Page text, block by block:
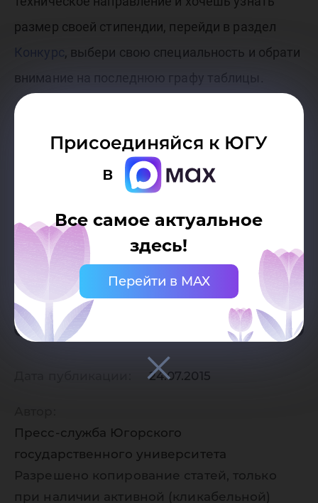
Присоединяйся к ЮГУ
в
Все самое актуальное
здесь!
Перейти в MAX
размер своей стипендии, перейди в раздел
Конкурс, выбери свою специальность и обрати
внимание на последнюю графу таблицы.
24.07.2015
Пресс-служба Югорского
государственного университета
Разрешено копирование статей, только
при наличии активной (кликабельной)